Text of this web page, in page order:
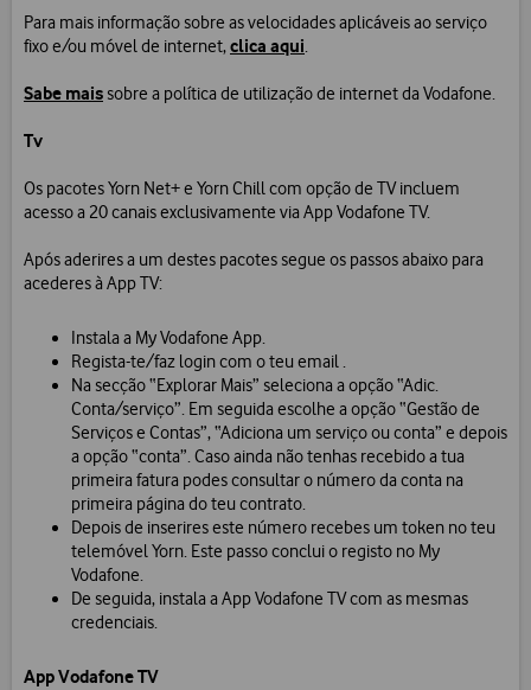
Para mais informação sobre as velocidades aplicáveis ao serviço
fixo e/ou móvel de internet,clica aqui.
Sabe mais sobre a política de utilização de internet da Vodafone.
Tv
Os pacotes Yorn Net+ e Yorn Chill com opção de TV incluem
acesso a 20 canais exclusivamente via App Vodafone TV.
Após aderires a um destes pacotes segue os passos abaixo para
acederes à App TV:
Instala a My Vodafone App.
Regista-te/faz login com o teu email .
Na secção “Explorar Mais” seleciona a opção “Adic.
Conta/serviço”. Em seguida escolhe a opção “Gestão de
Serviços e Contas”, “Adiciona um serviço ou conta” e depois
a opção “conta”. Caso ainda não tenhas recebido a tua
primeira fatura podes consultar o número da conta na
primeira página do teu contrato.
Depois de inserires este número recebes um token no teu
telemóvel Yorn. Este passo conclui o registo no My
Vodafone.
De seguida, instala a App Vodafone TV com as mesmas
credenciais.
App Vodafone TV